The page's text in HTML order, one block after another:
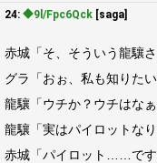
24: ◆9l/Fpc6Qck [saga]
赤城「そ、そういう龍驤
グラ「おぉ、私も知りた
龍驤「ウチか？ウチはな
龍驤「実はパイロットなり
赤城「パイロット……です